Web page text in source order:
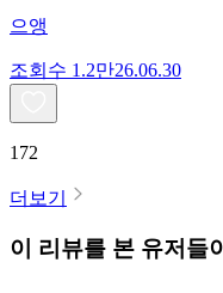
으앵
조회수 1.2만26.06.30
172
더보기
이 리뷰를 본 유저들